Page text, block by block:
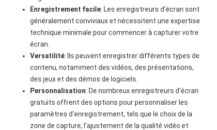
Enregistrement facile: Les enregistreurs d'écran sont
généralement conviviaux et nécessitent une expertise
technique minimale pour commencer à capturer votre
écran.
Versatilité: Ils peuvent enregistrer différents types de
contenu, notamment des vidéos, des présentations,
des jeux et des démos de logiciels.
Personnalisation: De nombreux enregistreurs d'écran
gratuits offrent des options pour personnaliser les
paramètres d'enregistrement, tels que le choix de la
zone de capture, l'ajustement de la qualité vidéo et